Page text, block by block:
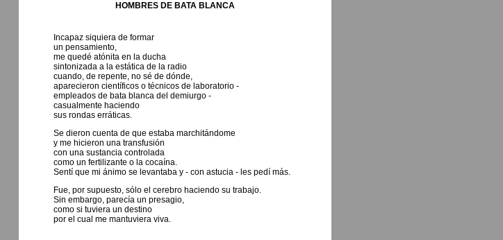
HOMBRES DE BATA BLANCA
Incapaz siquiera de formar
un pensamiento,
me quedé atónita en la ducha
sintonizada a la estática de la radio
cuando, de repente, no sé de dónde,
aparecieron científicos o técnicos de laboratorio -
empleados de bata blanca del demiurgo -
casualmente haciendo
sus rondas erráticas.
Se dieron cuenta de que estaba marchitándome
y me hicieron una transfusión
con una sustancia controlada
como un fertilizante o la cocaína.
Sentí que mi ánimo se levantaba y - con astucia - les pedí más.
Fue, por supuesto, sólo el cerebro haciendo su trabajo.
Sin embargo, parecía un presagio,
como si tuviera un destino
por el cual me mantuviera viva.